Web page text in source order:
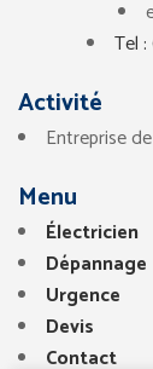
Tel
Activité
Entreprise
Menu
Électricien
Dépannage
Urgence
Devis
Contact